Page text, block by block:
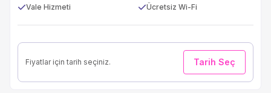
Vale Hizmeti
Ücretsiz Wi-Fi
Fiyatlar için tarih seçiniz. Tarih Seç